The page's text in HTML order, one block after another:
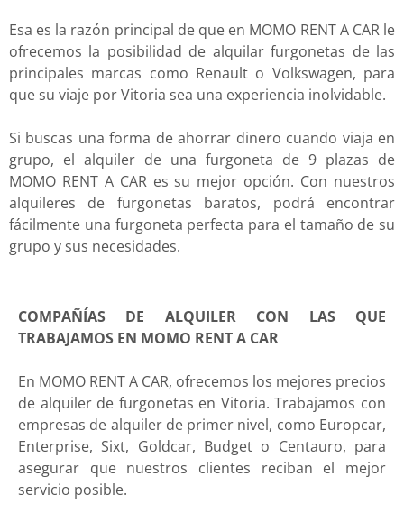
Esa es la razón principal de que en MOMO RENT A CAR le
ofrecemos la posibilidad de alquilar furgonetas de las
principales marcas como Renault o Volkswagen, para
que su viaje por Vitoria sea una experiencia inolvidable.
Si buscas una forma de ahorrar dinero cuando viaja en
grupo, el alquiler de una furgoneta de 9 plazas de
MOMO RENT A CAR es su mejor opción. Con nuestros
alquileres de furgonetas baratos, podrá encontrar
fácilmente una furgoneta perfecta para el tamaño de su
grupo y sus necesidades.
COMPAÑÍAS DE ALQUILER CON LAS QUE
TRABAJAMOS EN MOMO RENT A CAR
En MOMO RENT A CAR, ofrecemos los mejores precios
de alquiler de furgonetas en Vitoria. Trabajamos con
empresas de alquiler de primer nivel, como Europcar,
Enterprise, Sixt, Goldcar, Budget o Centauro, para
asegurar que nuestros clientes reciban el mejor
servicio posible.